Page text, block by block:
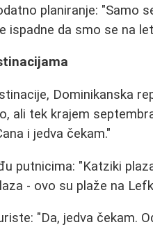
planiranje: "Samo
ispadne da smo se na
Dominikanska
ali tek krajem
i jedva čekam."
putnicima: "Katziki
- ovo su plaže na
"Da, jedva čekam.